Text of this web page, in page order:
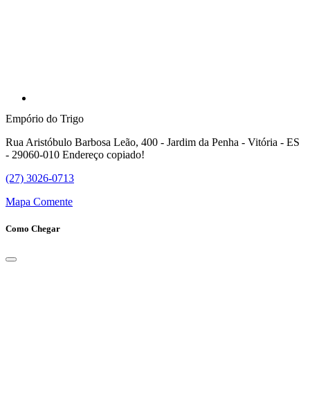
Empório do Trigo
Rua Aristóbulo Barbosa Leão, 400 - Jardim da Penha - Vitória - ES
- 29060-010 Endereço copiado!
(27) 3026-0713
Mapa Comente
Como Chegar